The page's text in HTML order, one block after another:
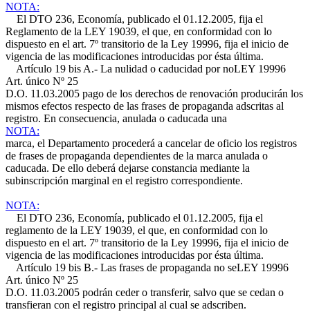
NOTA:
El DTO 236, Economía, publicado el 01.12.2005, fija el
Reglamento de la LEY 19039, el que, en conformidad con lo
dispuesto en el art. 7º transitorio de la Ley 19996, fija el inicio de
vigencia de las modificaciones introducidas por ésta última.
Artículo 19 bis A.- La nulidad o caducidad por noLEY 19996
Art. único Nº 25
D.O. 11.03.2005 pago de los derechos de renovación producirán los
mismos efectos respecto de las frases de propaganda adscritas al
registro. En consecuencia, anulada o caducada una
NOTA:
marca, el Departamento procederá a cancelar de oficio los registros
de frases de propaganda dependientes de la marca anulada o
caducada. De ello deberá dejarse constancia mediante la
subinscripción marginal en el registro correspondiente.
NOTA:
El DTO 236, Economía, publicado el 01.12.2005, fija el
reglamento de la LEY 19039, el que, en conformidad con lo
dispuesto en el art. 7º transitorio de la Ley 19996, fija el inicio de
vigencia de las modificaciones introducidas por ésta última.
Artículo 19 bis B.- Las frases de propaganda no seLEY 19996
Art. único Nº 25
D.O. 11.03.2005 podrán ceder o transferir, salvo que se cedan o
transfieran con el registro principal al cual se adscriben.